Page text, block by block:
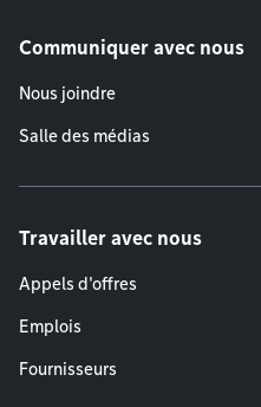
Communiquer avec nous
Nous joindre
Salle des médias
Travailler avec nous
Appels d'offres
Emplois
Fournisseurs